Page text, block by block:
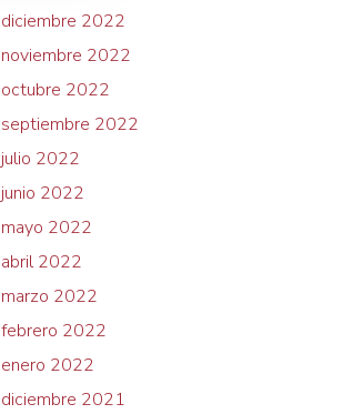
diciembre 2022
noviembre 2022
octubre 2022
septiembre 2022
julio 2022
junio 2022
mayo 2022
abril 2022
marzo 2022
febrero 2022
enero 2022
diciembre 2021